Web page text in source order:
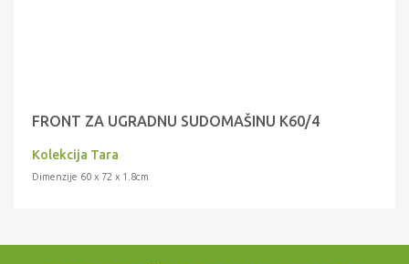
FRONT ZA UGRADNU SUDOMAŠINU K60/4
Kolekcija Tara
Dimenzije 60 x 72 x 1.8cm